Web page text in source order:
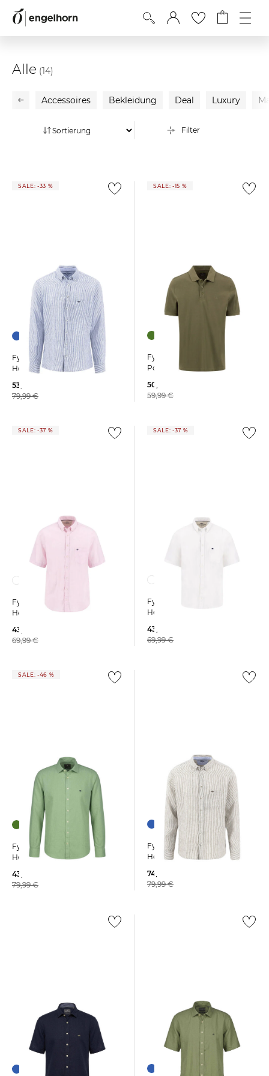
Alle (14)
Accessoires Bekleidung Deal Luxury
Filter
SALE: -33 %
Fynch-Hatton | Herren
Hemd Casual Fit
53,55 €
79,99 €
SALE: -15 %
Fynch-Hatton | Herren
Poloshirt AIR COTTON
50,99 €
59,99 €
SALE: -37 %
Fynch-Hatton | Herren
Hemd aus Leinen
43,85 €
69,99 €
SALE: -37 %
Fynch-Hatton | Herren
Hemd aus Leinen
43,85 €
69,99 €
SALE: -46 %
Fynch-Hatton | Herren
Hemd aus Leinenmix
43,35 €
79,99 €
Fynch-Hatton | Herren
Hemd Casual Fit
74,99 €
79,99 €